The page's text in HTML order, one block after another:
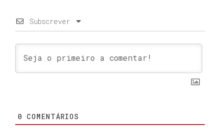
Subscrever
0 COMENTÁRIOS